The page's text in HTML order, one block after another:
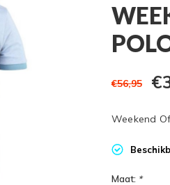
€56,95
Weekend
Maat: *